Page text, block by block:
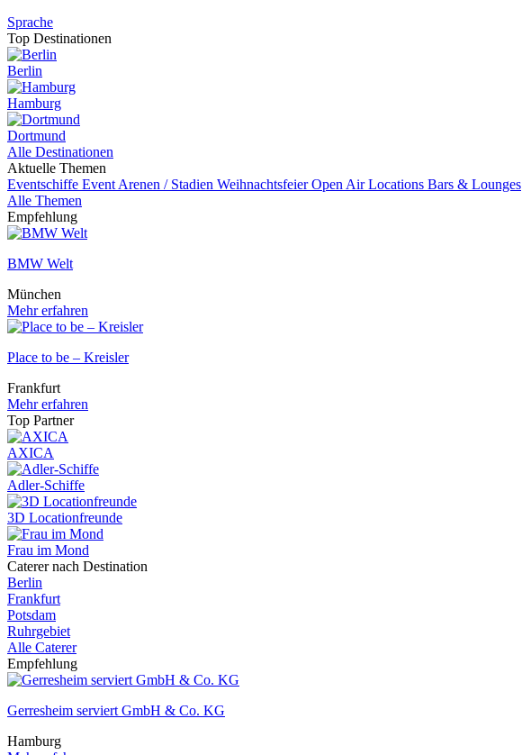
Sprache
Top Destinationen
Berlin
Hamburg
Dortmund
Alle Destinationen
Aktuelle Themen
Eventschiffe Event Arenen / Stadien WeihnachtsfeierOpen Air Locations Bars & Lounges
Alle Themen
Empfehlung
BMW Welt
München
Mehr erfahren
Place to be – Kreisler
Frankfurt
Mehr erfahren
Top Partner
AXICA
Adler-Schiffe
3D Locationfreunde
Frau im Mond
Caterer nach Destination
Berlin
Frankfurt
Potsdam
Ruhrgebiet
Alle Caterer
Empfehlung
Gerresheim serviert GmbH & Co. KG
Hamburg